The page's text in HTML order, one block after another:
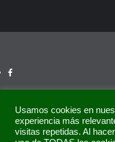
Usamos cookies en
experiencia más
visitas repetidas. Al